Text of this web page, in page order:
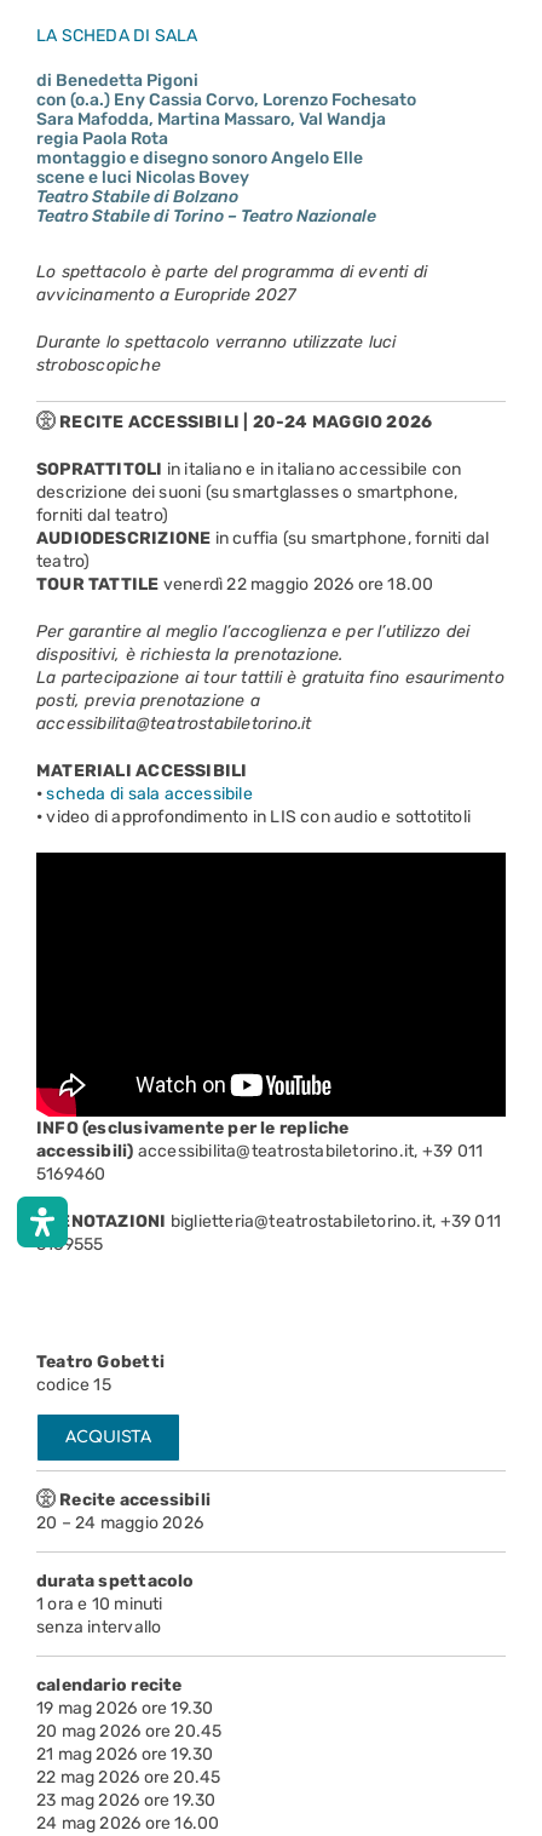
LA SCHEDA DI SALA
di Benedetta Pigoni
con (o.a.) Eny Cassia Corvo, Lorenzo Fochesato
Sara Mafodda, Martina Massaro, Val Wandja
regia Paola Rota
montaggio e disegno sonoro Angelo Elle
scene e luci Nicolas Bovey
Teatro Stabile di Bolzano
Teatro Stabile di Torino – Teatro Nazionale
Lo spettacolo è parte del programma di eventi di
avvicinamento a Europride 2027
Durante lo spettacolo verranno utilizzate luci
stroboscopiche
RECITE ACCESSIBILI | 20-24 MAGGIO 2026
SOPRATTITOLI in italiano e in italiano accessibile con
descrizione dei suoni (su smartglasses o smartphone,
forniti dal teatro)
AUDIODESCRIZIONE in cuffia (su smartphone, forniti dal
teatro)
TOUR TATTILE venerdì 22 maggio 2026 ore 18.00
Per garantire al meglio l’accoglienza e per l’utilizzo dei
dispositivi, è richiesta la prenotazione.
La partecipazione ai tour tattili è gratuita fino esaurimento
posti, previa prenotazione a
accessibilita@teatrostabiletorino.it
MATERIALI ACCESSIBILI
•scheda di sala accessibile
•video di approfondimento in LIS con audio e sottotitoli
INFO (esclusivamente per le repliche
accessibili) accessibilita@teatrostabiletorino.it, +39 011
5169460
PRENOTAZIONI biglietteria@teatrostabiletorino.it, +39 011
5169555
Teatro Gobetti
codice 15
ACQUISTA
Recite accessibili
20 – 24 maggio 2026
durata spettacolo
1 ora e 10 minuti
senza intervallo
calendario recite
19 mag 2026 ore 19.30
20 mag 2026 ore 20.45
21 mag 2026 ore 19.30
22 mag 2026 ore 20.45
23 mag 2026 ore 19.30
24 mag 2026 ore 16.00